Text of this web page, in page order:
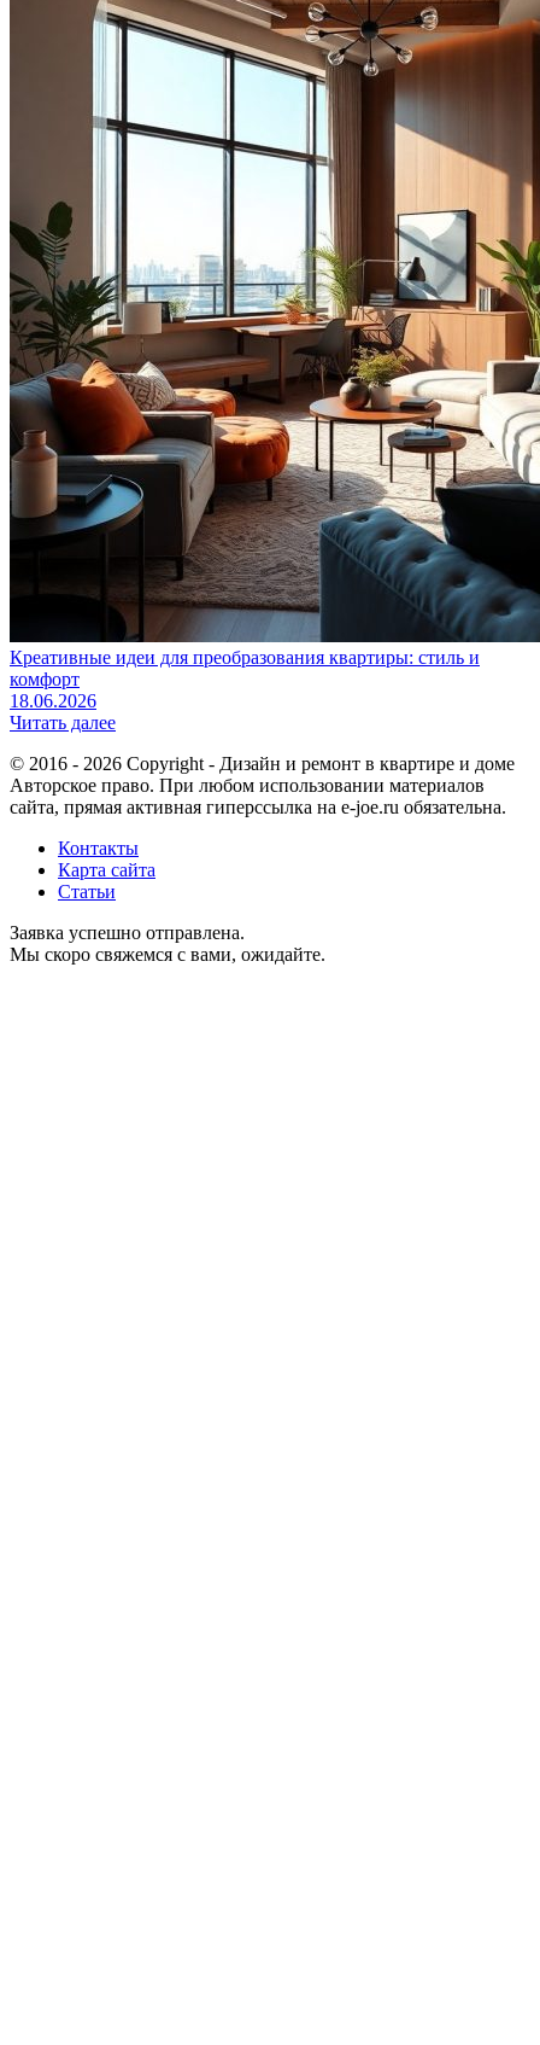
Креативные идеи для преобразования квартиры: стиль и
комфорт
18.06.2026
Читать далее
© 2016 - 2026 Copyright - Дизайн и ремонт в квартире и доме
Авторское право. При любом использовании материалов
сайта, прямая активная гиперссылка на e-joe.ru обязательна.
Контакты
Карта сайта
Статьи
Заявка успешно отправлена.
Мы скоро свяжемся с вами, ожидайте.